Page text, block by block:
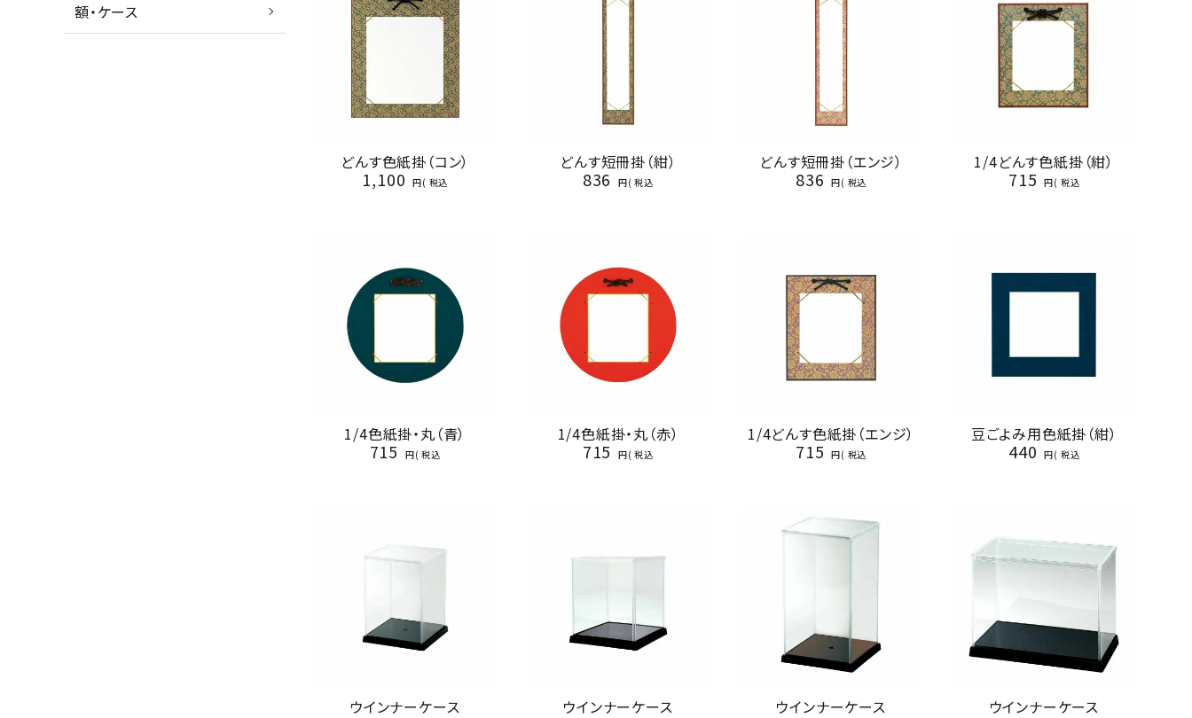
額・ケース
どんす色紙掛（コン）
1,100 税込
どんす短冊掛（紺）
836 税込
どんす短冊掛（エンジ）
836 税込
1/4どんす色紙掛（紺）
715 税込
1/4色紙掛・丸（青）
715 税込
1/4色紙掛・丸（赤）
715 税込
1/4どんす色紙掛（エンジ）
715 税込
豆ごよみ用色紙掛（紺）
440 税込
ウインナーケース
ウインナーケース
ウインナーケース
ウインナーケース